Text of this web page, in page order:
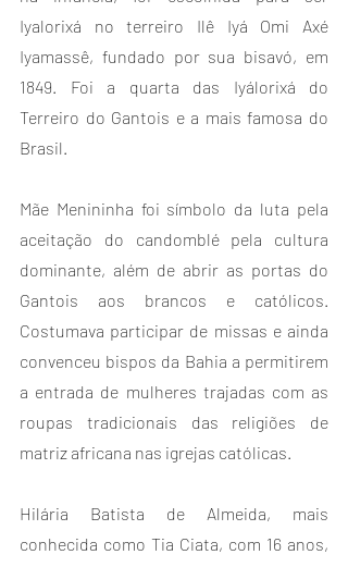
Iyalorixá no terreiro Ilê Iyá Omi Axé
Iyamassê, fundado por sua bisavó, em
1849. Foi a quarta das Iyálorixá do
Terreiro do Gantois e a mais famosa do
Brasil.
Mãe Menininha foi símbolo da luta pela
aceitação do candomblé pela cultura
dominante, além de abrir as portas do
Gantois aos brancos e católicos.
Costumava participar de missas e ainda
convenceu bispos da Bahia a permitirem
a entrada de mulheres trajadas com as
roupas tradicionais das religiões de
matriz africana nas igrejas católicas.
Hilária Batista de Almeida, mais
conhecida como Tia Ciata, com 16 anos,